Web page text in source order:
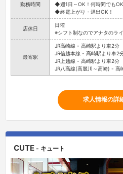
勤務時間
◆週1日～OK！何時間でもOK
◆終電上がり・遅出OK！
店休日
日曜
※シフト制なのでアナタのラ
最寄駅
JR高崎線 - 高崎駅より車2分
JR信越本線 - 高崎駅より車2
JR上越線 - 高崎駅より車2分
JR八高線(高麗川～高崎) - 高
求人情報の詳
CUTE - キュート